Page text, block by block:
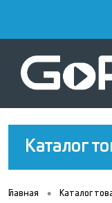
Каталог
Главная • Каталог